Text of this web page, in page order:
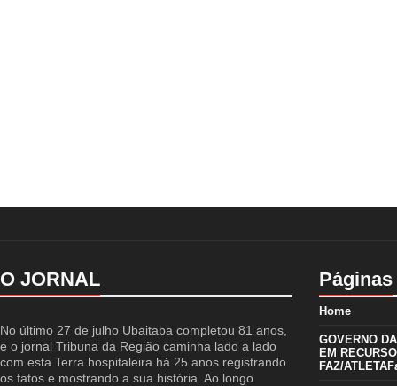
O JORNAL
No último 27 de julho Ubaitaba completou 81 anos,
e o jornal Tribuna da Região caminha lado a lado
com esta Terra hospitaleira há 25 anos registrando
os fatos e mostrando a sua história. Ao longo
Páginas
Home
GOVERNO
EM
FAZ/